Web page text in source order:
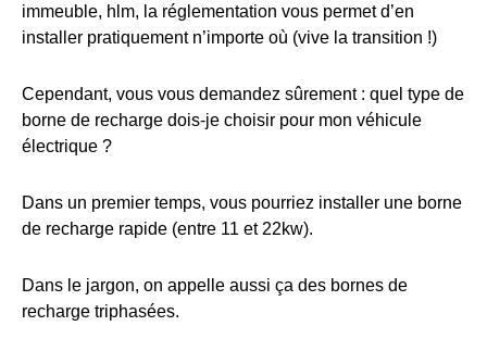
immeuble, hlm, la réglementation vous permet d’en
installer pratiquement n’importe où (vive la transition !)
Cependant, vous vous demandez sûrement : quel type de
borne de recharge dois-je choisir pour mon véhicule
électrique ?
Dans un premier temps, vous pourriez installer une borne
de recharge rapide (entre 11 et 22kw).
Dans le jargon, on appelle aussi ça des bornes de
recharge triphasées.